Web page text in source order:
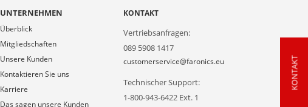
UNTERNEHMEN
Überblick
Mitgliedschaften
Unsere Kunden
Kontaktieren Sie uns
Karriere
Das sagen unsere Kunden
KONTAKT
Vertriebsanfragen:
089 5908 1417
customerservice@faronics.eu
Technischer Support:
1-800-943-6422 Ext. 1
KONTAKT